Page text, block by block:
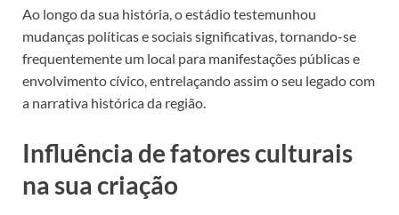
Ao longo da sua história, o estádio testemunhou
mudanças políticas e sociais significativas, tornando-se
frequentemente um local para manifestações públicas e
envolvimento cívico, entrelaçando assim o seu legado com
a narrativa histórica da região.
Influência de fatores culturais
na sua criação